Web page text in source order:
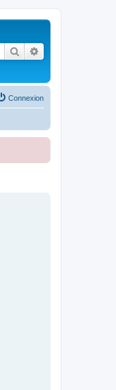
Rechercher
Connexion